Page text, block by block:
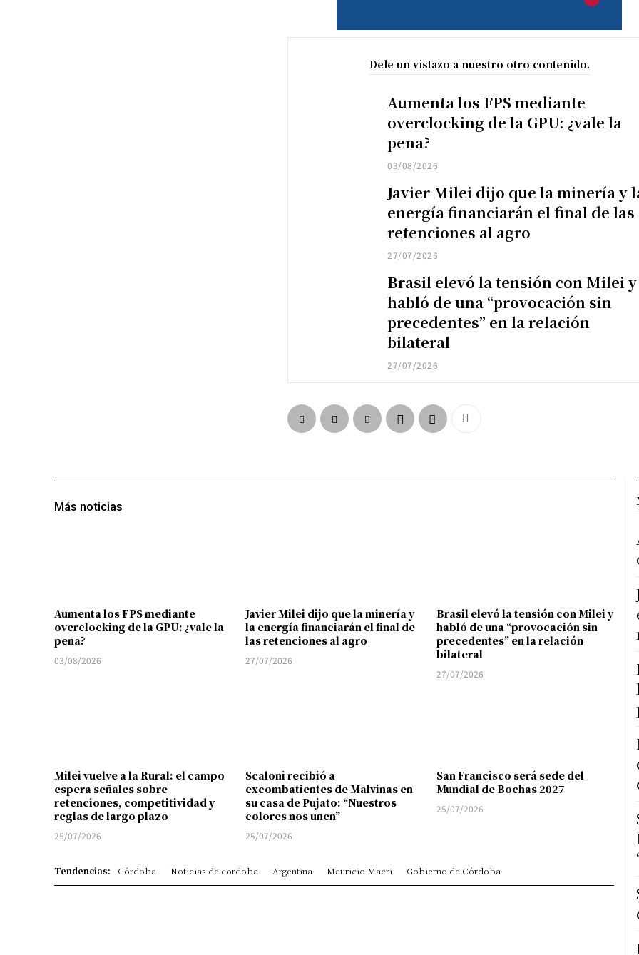
Dele un vistazo a nuestro otro contenido.
Aumenta los FPS mediante
overclocking de la GPU: ¿vale la
pena?
03/08/2026
Javier Milei dijo que la minería y
energía financiarán el final de las
retenciones al agro
27/07/2026
Brasil elevó la tensión con Milei y
habló de una “provocación sin
precedentes” en la relación
bilateral
27/07/2026
Más noticias
Aumenta los FPS mediante
overclocking de la GPU: ¿vale la
pena?
03/08/2026
Javier Milei dijo que la minería y
la energía financiarán el final de
las retenciones al agro
27/07/2026
Brasil elevó la tensión con Milei y
habló de una “provocación sin
precedentes” en la relación
bilateral
27/07/2026
Milei vuelve a la Rural: el campo
espera señales sobre
retenciones, competitividad y
reglas de largo plazo
25/07/2026
Scaloni recibió a
excombatientes de Malvinas en
su casa de Pujato: “Nuestros
colores nos unen”
25/07/2026
San Francisco será sede del
Mundial de Bochas 2027
25/07/2026
Tendencias: Córdoba Noticias de cordoba Argentina Mauricio Macri Gobierno de Córdoba